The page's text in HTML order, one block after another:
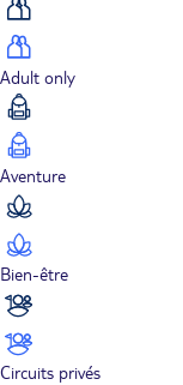
Adult only
Aventure
Bien-être
Circuits privés